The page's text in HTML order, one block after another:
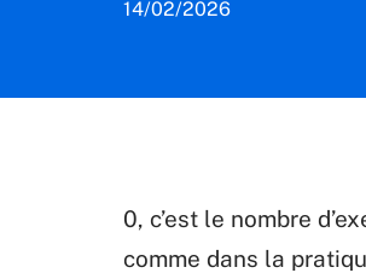
14/02/2026
0, c’est le nombre
comme dans la